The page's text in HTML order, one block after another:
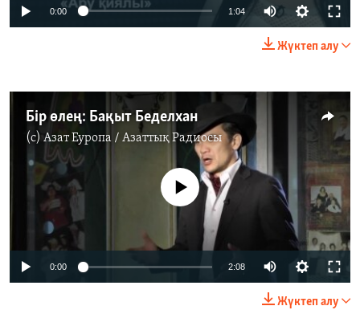
0:00 1:04
Жүктеп алу
Бір өлең: Бақыт Беделхан
(c)Азат Еуропа / Азаттық Радиосы
No media source currently available
0:00 2:08
Жүктеп алу